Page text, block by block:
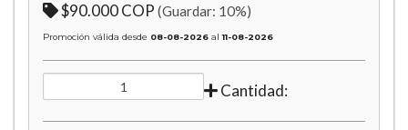
$90.000 COP (Guardar: 10%)
Promoción válida desde 08-08-2026 al11-08-2026
Cantidad: